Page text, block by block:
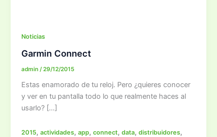
Noticias
Garmin Connect
admin /29/12/2015
Estas enamorado de tu reloj. Pero ¿quieres conocer
y ver en tu pantalla todo lo que realmente haces al
usarlo? […]
2015,actividades,app,connect,data,distribuidores,